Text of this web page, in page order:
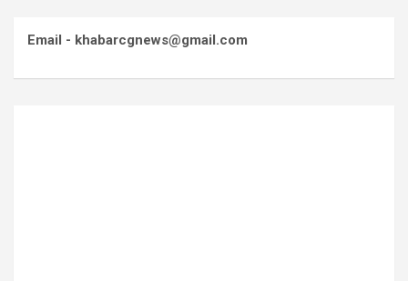
Email - khabarcgnews@gmail.com